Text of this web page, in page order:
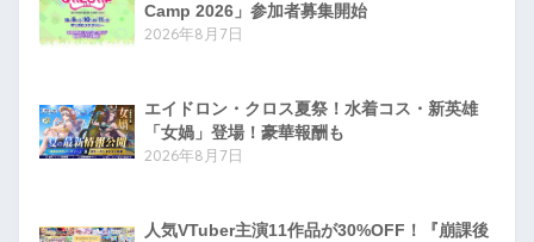
Camp 2026」参加者募集開始
2026年8月7日
エイドロン・クロス夏祭！水着コス・新英雄
「女媧」登場！豪華報酬も
2026年8月7日
人気VTuber主演11作品が30%OFF！『崩課後